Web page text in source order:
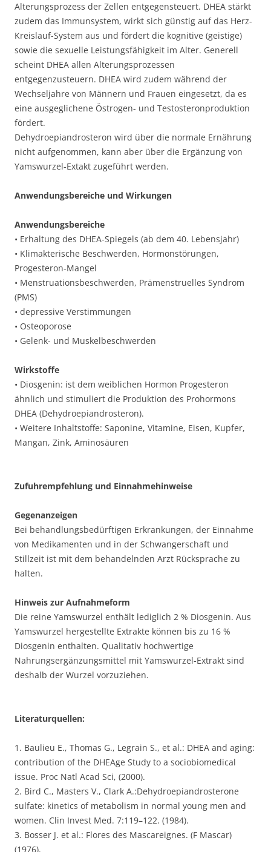
Alterungsprozess der Zellen entgegensteuert. DHEA stärkt
zudem das Immunsystem, wirkt sich günstig auf das Herz-
Kreislauf-System aus und fördert die kognitive (geistige)
sowie die sexuelle Leistungsfähigkeit im Alter. Generell
scheint DHEA allen Alterungsprozessen
entgegenzusteuern. DHEA wird zudem während der
Wechseljahre von Männern und Frauen eingesetzt, da es
eine ausgeglichene Östrogen- und Testosteronproduktion
fördert.
Dehydroepiandrosteron wird über die normale Ernährung
nicht aufgenommen, kann aber über die Ergänzung von
Yamswurzel-Extakt zugeführt werden.
Anwendungsbereiche und Wirkungen
Anwendungsbereiche
• Erhaltung des DHEA-Spiegels (ab dem 40. Lebensjahr)
• Klimakterische Beschwerden, Hormonstörungen,
Progesteron-Mangel
• Menstruationsbeschwerden, Prämenstruelles Syndrom
(PMS)
• depressive Verstimmungen
• Osteoporose
• Gelenk- und Muskelbeschwerden
Wirkstoffe
• Diosgenin: ist dem weiblichen Hormon Progesteron
ähnlich und stimuliert die Produktion des Prohormons
DHEA (Dehydroepiandrosteron).
• Weitere Inhaltstoffe: Saponine, Vitamine, Eisen, Kupfer,
Mangan, Zink, Aminosäuren
Zufuhrempfehlung und Einnahmehinweise
Gegenanzeigen
Bei behandlungsbedürftigen Erkrankungen, der Einnahme
von Medikamenten und in der Schwangerschaft und
Stillzeit ist mit dem behandelnden Arzt Rücksprache zu
halten.
Hinweis zur Aufnahmeform
Die reine Yamswurzel enthält lediglich 2 % Diosgenin. Aus
Yamswurzel hergestellte Extrakte können bis zu 16 %
Diosgenin enthalten. Qualitativ hochwertige
Nahrungsergänzungsmittel mit Yamswurzel-Extrakt sind
deshalb der Wurzel vorzuziehen.
Literaturquellen:
1. Baulieu E., Thomas G., Legrain S., et al.: DHEA and aging:
contribution of the DHEAge Study to a sociobiomedical
issue. Proc Natl Acad Sci, (2000).
2. Bird C., Masters V., Clark A.:Dehydroepiandrosterone
sulfate: kinetics of metabolism in normal young men and
women. Clin Invest Med. 7:119–122. (1984).
3. Bosser J. et al.: Flores des Mascareignes. (F Mascar)
(1976).